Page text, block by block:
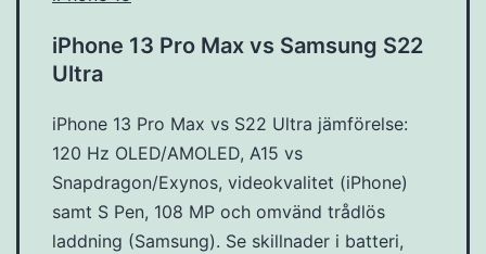
iPhone 13 Pro Max vs Samsung S22
Ultra
iPhone 13 Pro Max vs S22 Ultra jämförelse:
120 Hz OLED/AMOLED, A15 vs
Snapdragon/Exynos, videokvalitet (iPhone)
samt S Pen, 108 MP och omvänd trådlös
laddning (Samsung). Se skillnader i batteri,